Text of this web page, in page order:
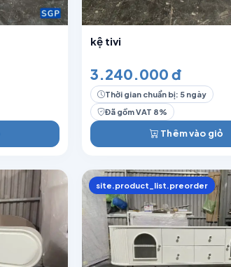
kệ tivi
3.240.000 đ
Thời gian chuẩn bị: 5 ngày
Đã gồm VAT 8%
Thêm vào giỏ
site.product_list.preorder